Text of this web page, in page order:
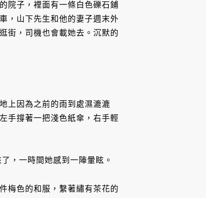
院子，裡面有一條白色礫石鋪
，山下先生和他的妻子週末外
街，司機也會載她去。沉默的
上因為之前的雨到處濕漉漉
手撐著一把淺色紙傘，右手輕
，一時間她感到一陣暈眩。
梅色的和服，繫著繡有茶花的